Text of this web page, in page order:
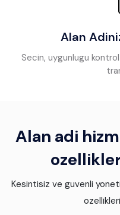
Alan
Secin, uygunlugu
Alan adi
Kesintisiz ve guvenli